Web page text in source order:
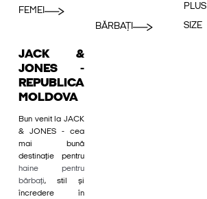
FEMEI
BĂRBAȚI
PLUS
SIZE
JACK &
JONES -
REPUBLICA
MOLDOVA
Bun venit la JACK
& JONES - cea
mai bună
destinație pentru
haine pentru
bărbați, stil și
încredere în